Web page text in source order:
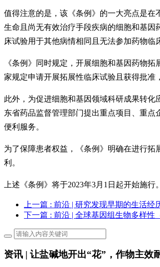
值得注意的是，该《条例》的一大亮点是
生命且尚无有效治疗手段疾病的细胞和基
床试验用于其他病情相同且无法参加药物临
《条例》同时规定，开展细胞和基因药物
家规定申请开展拓展性临床试验且获得批准
此外，为促进细胞和基因领域科研成果转
东省药品监督管理部门提出重点项目、重
便利服务。
为了保障患者权益，《条例》明确在进行
利。
上述《条例》将于2023年3月1日起开始施
上一篇 : 前沿 | 研究发现早期的生活经
下一篇 : 前沿 | 全球基因组生物多样性
资讯 | 让盐碱地开出“花”，作物主效